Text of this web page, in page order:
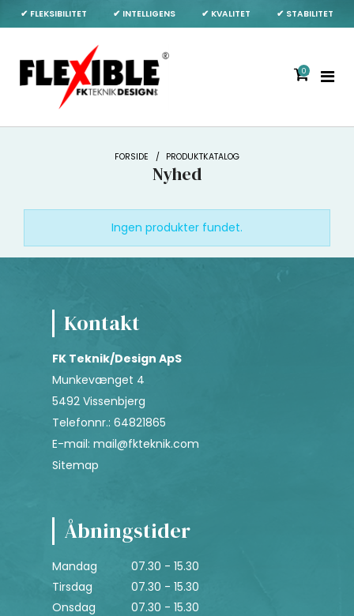
✔ FLEKSIBILITET ✔ INTELLIGENS ✔ KVALITET ✔ STABILITET
0
FORSIDE / PRODUKTKATALOG
Nyhed
Ingen produkter fundet.
Kontakt
FK Teknik/Design ApS
Munkevænget 4
5492 Vissenbjerg
Telefonnr.: 64821865
E-mail: mail@fkteknik.com
Sitemap
Åbningstider
Mandag
07.30 - 15.30
Tirsdag
07.30 - 15.30
Onsdag
07.30 - 15.30